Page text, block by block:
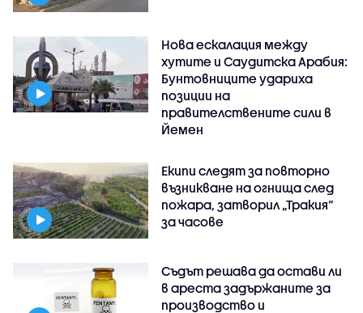
Нова ескалация между
хутите и Саудитска Арабия:
Бунтовниците удариха
позиции на
правителствените сили в
Йемен
Екипи следят за повторно
възникване на огнища след
пожара, затворил „Тракия“
за часове
Съдът решава да остави ли
в ареста задържаните за
производство и